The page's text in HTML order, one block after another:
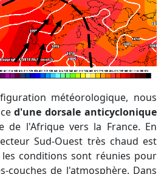
d'une dorsale anticyclonique
de l'Afrique vers la France. En
Sud-Ouest très chaud est
conditions sont réunies pour
couches de l'atmosphère. Dans